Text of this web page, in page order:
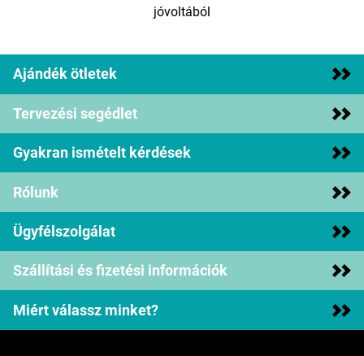
jóvoltából
Ajándék ötletek
Tervezési segédlet
Gyakran ismételt kérdések
Rólunk
Ügyfélszolgálat
Szállítási és fizetési információk
Miért válassz minket?